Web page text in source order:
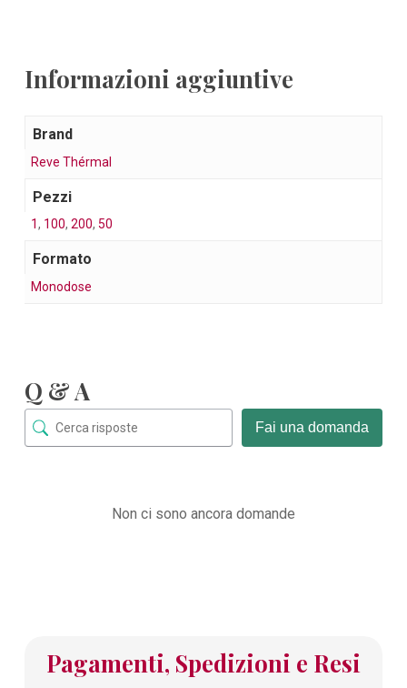
Informazioni aggiuntive
Brand
Reve Thérmal
Pezzi
1, 100, 200, 50
Formato
Monodose
Q & A
Fai una domanda
Non ci sono ancora domande
Pagamenti, Spedizioni e Resi